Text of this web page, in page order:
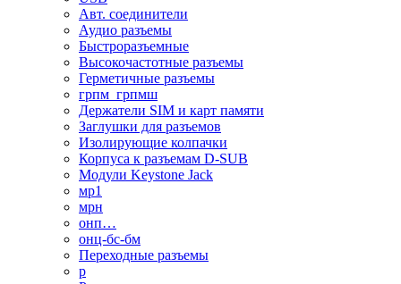
Авт. соединители
Аудио разъемы
Быстроразъемные
Высокочастотные разъемы
Герметичные разъемы
грпм_грпмш
Держатели SIM и карт памяти
Заглушки для разъемов
Изолирующие колпачки
Корпуса к разъемам D-SUB
Модули Keystone Jack
мр1
мрн
онп…
онц-бс-бм
Переходные разъемы
р